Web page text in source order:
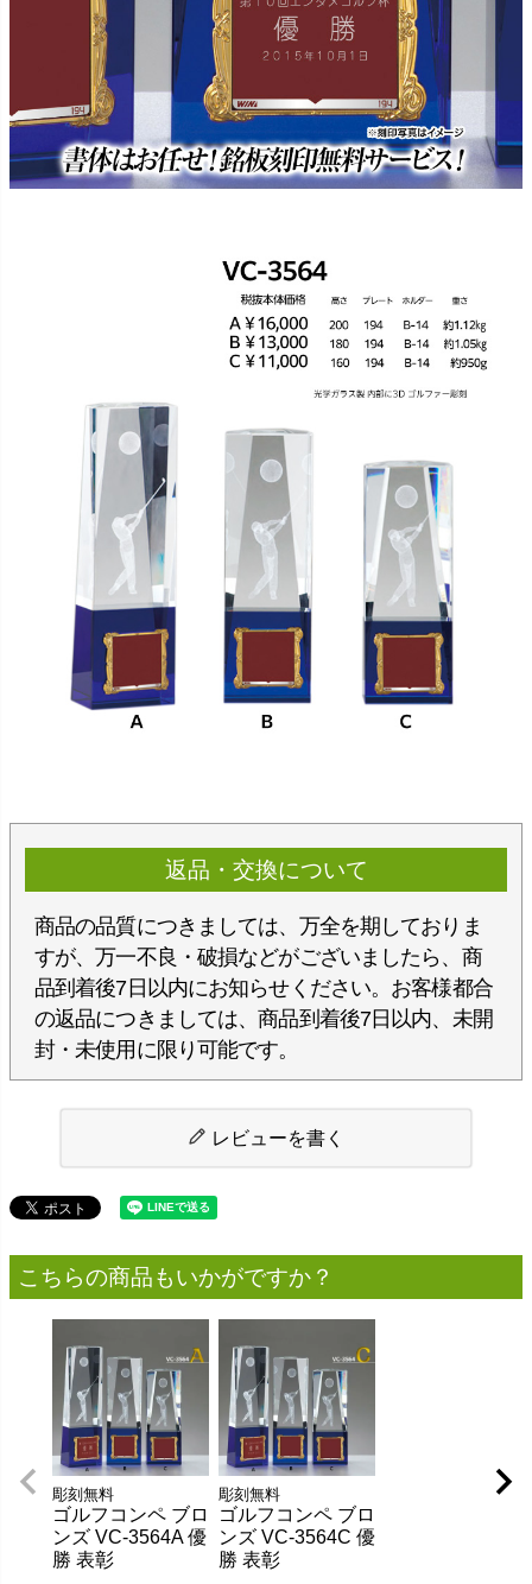
返品・交換について
商品の品質につきましては、万全を期しておりま
すが、万一不良・破損などがございましたら、商
品到着後7日以内にお知らせください。お客様都合
の返品につきましては、商品到着後7日以内、未開
封・未使用に限り可能です。
レビューを書く
こちらの商品もいかがですか？
彫刻無料
ゴルフコンペ ブロ
ンズ VC-3564A 優
勝 表彰
彫刻無料
ゴルフコンペ ブロ
ンズ VC-3564C 優
勝 表彰